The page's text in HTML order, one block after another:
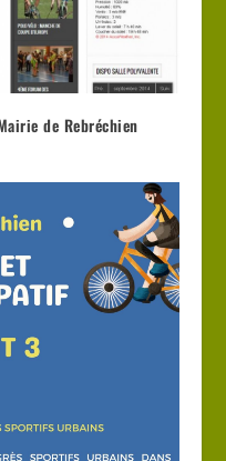
de Rebréchien